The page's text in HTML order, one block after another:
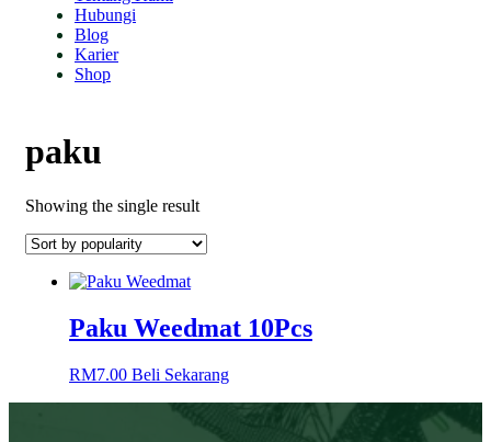
Hubungi
Blog
Karier
Shop
paku
Showing the single result
Paku Weedmat 10Pcs
RM7.00 Beli Sekarang